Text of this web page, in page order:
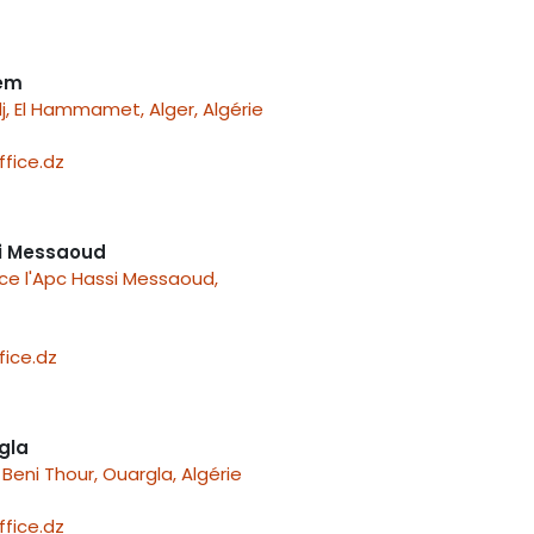
El Hammamet, Alger, Algérie
l'Apc Hassi Messaoud,
Thour, Ouargla, Algérie